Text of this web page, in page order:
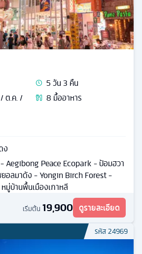
5วัน3 คืน
ต.ค. /
8 มื้ออาหาร
ง
Aegibong Peace Ecopark - ป้อมฮวา
อลมาดัง - Yongin Birch Forest -
มู่บ้านพื้นเมืองเกาหลี
เริ่มต้น 19,900 ดูรายละเอียด
รหัส24969